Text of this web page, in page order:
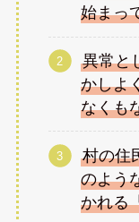
始まっ
異常と
かしよ
なくも
村の住
のよう
かれる